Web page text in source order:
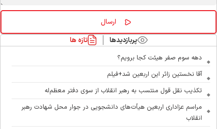
پربازدیدها تازه ها
دهه سوم صفر هیئت کجا برویم؟
آقا نخستین زائر این اربعین شد+فیلم
تکذیب نقل قول منتسب به رهبر انقلاب از سوی دفتر معظم‌له
مراسم عزاداری اربعین هیأت‌های دانشجویی در جوار محل شهادت رهبر
انقلاب